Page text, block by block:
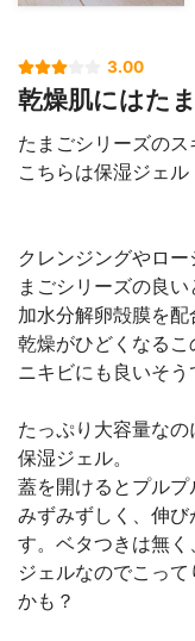
3.00
乾燥肌にはた
たまごシリーズのス
こちらは保湿ジェル
クレンジングやロ
まごシリーズの良
加水分解卵殻膜を配
乾燥がひどくなるこ
ニキビにも良いそう
たっぷり大容量な
保湿ジェル。
蓋を開けるとプル
みずみずしく、伸
す。ベタつきは無
ジェルなのでこっ
かも？